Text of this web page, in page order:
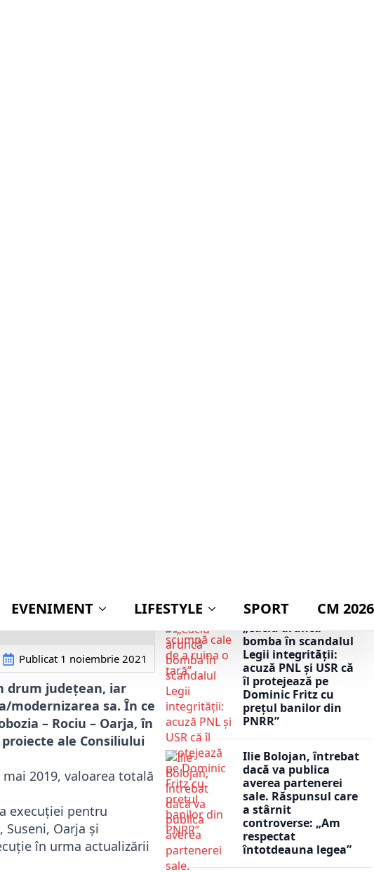
Publicat 1 noiembrie 2021
drum județean, iar
modernizarea sa. În ce
– Rociu – Oarja, în
ale Consiliului
2019, valoarea totală
execuției pentru
Suseni, Oarja şi
în urma actualizării
„Câciu aruncă
bomba în scandalul
Legii integrității:
acuză PNL și USR că
îl protejează pe
Dominic Fritz cu
prețul banilor din
PNRR”
Ilie Bolojan, întrebat
dacă va publica
averea partenerei
sale. Răspunsul care
a stârnit
controverse: „Am
respectat
întotdeauna legea”